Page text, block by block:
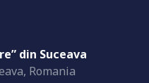
din Suceava
Romania